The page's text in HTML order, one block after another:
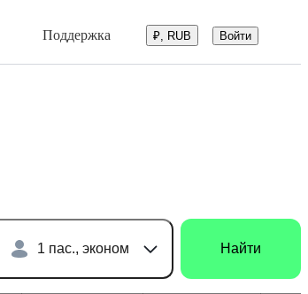
Поддержка ₽, RUB Войти
1 пас., эконом Найти